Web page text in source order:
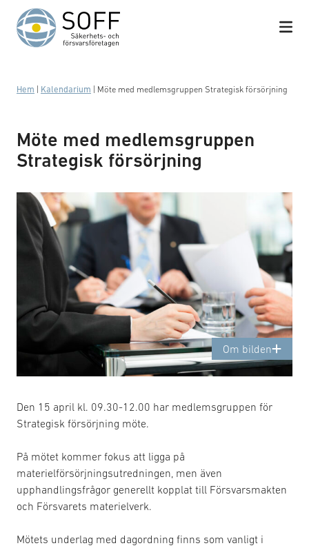
Hoppa till innehåll
Hem Kalendarium Möte med medlemsgruppen Strategisk försörjning
Möte med medlemsgruppen
Strategisk försörjning
Om bilden
Business meeting with work on contract
Den 15 april kl. 09.30-12.00 har medlemsgruppen för
Strategisk försörjning möte.
På mötet kommer fokus att ligga på
materielförsörjningsutredningen, men även
upphandlingsfrågor generellt kopplat till Försvarsmakten
och Försvarets materielverk.
Mötets underlag med dagordning finns som vanligt i